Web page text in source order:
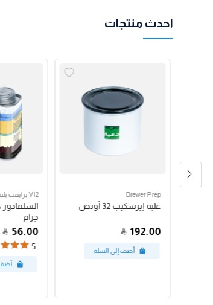
احدث منتجات
Brewer Prep
علبة إيرسكيب 32 أونص
192.00
V12 برايفت بلند
جرام
56.00
5